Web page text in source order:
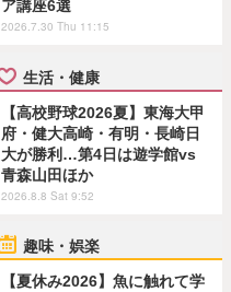
ア講座6選
2026.7.30 Thu 11:15
生活・健康
【高校野球2026夏】東海大甲
府・健大高崎・有明・長崎日
大が勝利…第4日は遊学館vs
青森山田ほか
2026.8.8 Sat 9:52
趣味・娯楽
【夏休み2026】魚に触れて学